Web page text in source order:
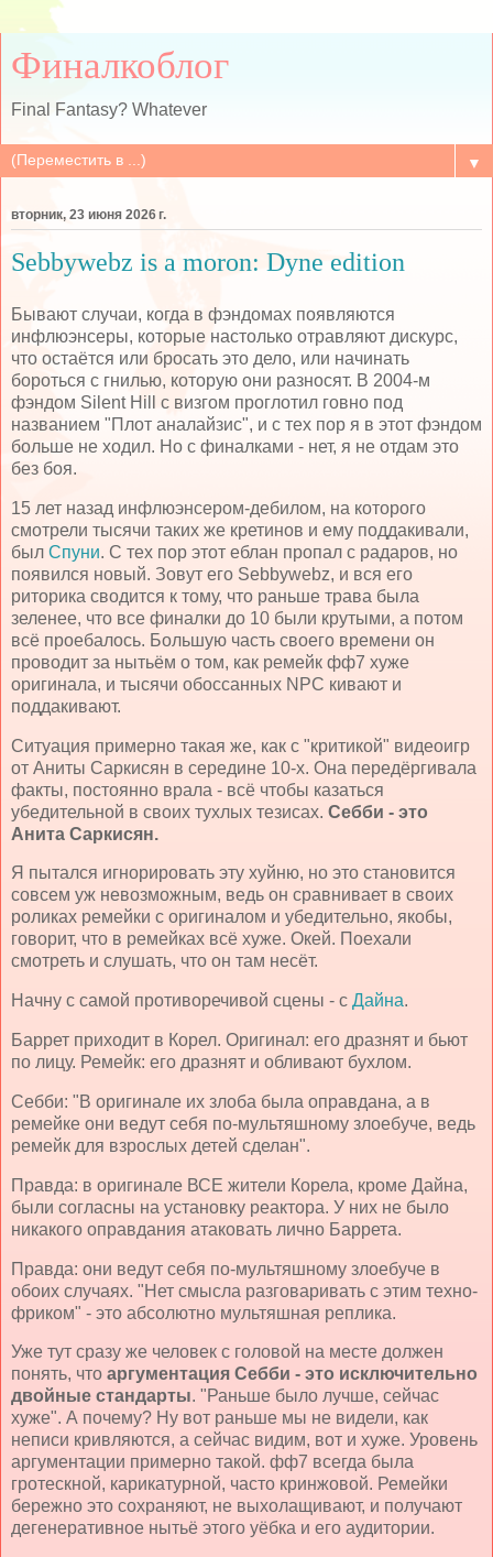
Финалкоблог
Final Fantasy? Whatever
▼
вторник, 23 июня 2026 г.
Sebbywebz is a moron: Dyne edition
Бывают случаи, когда в фэндомах появляются
инфлюэнсеры, которые настолько отравляют дискурс,
что остаётся или бросать это дело, или начинать
бороться с гнилью, которую они разносят. В 2004-м
фэндом Silent Hill с визгом проглотил говно под
названием "Плот аналайзис", и с тех пор я в этот фэндом
больше не ходил. Но с финалками - нет, я не отдам это
без боя.
15 лет назад инфлюэнсером-дебилом, на которого
смотрели тысячи таких же кретинов и ему поддакивали,
был Спуни. С тех пор этот еблан пропал с радаров, но
появился новый. Зовут его Sebbywebz, и вся его
риторика сводится к тому, что раньше трава была
зеленее, что все финалки до 10 были крутыми, а потом
всё проебалось. Большую часть своего времени он
проводит за нытьём о том, как ремейк фф7 хуже
оригинала, и тысячи обоссанных NPC кивают и
поддакивают.
Ситуация примерно такая же, как с "критикой" видеоигр
от Аниты Саркисян в середине 10-х. Она передёргивала
факты, постоянно врала - всё чтобы казаться
убедительной в своих тухлых тезисах. Себби - это
Анита Саркисян.
Я пытался игнорировать эту хуйню, но это становится
совсем уж невозможным, ведь он сравнивает в своих
роликах ремейки с оригиналом и убедительно, якобы,
говорит, что в ремейках всё хуже. Окей. Поехали
смотреть и слушать, что он там несёт.
Начну с самой противоречивой сцены - с Дайна.
Баррет приходит в Корел. Оригинал: его дразнят и бьют
по лицу. Ремейк: его дразнят и обливают бухлом.
Себби: "В оригинале их злоба была оправдана, а в
ремейке они ведут себя по-мультяшному злоебуче, ведь
ремейк для взрослых детей сделан".
Правда: в оригинале ВСЕ жители Корела, кроме Дайна,
были согласны на установку реактора. У них не было
никакого оправдания атаковать лично Баррета.
Правда: они ведут себя по-мультяшному злоебуче в
обоих случаях. "Нет смысла разговаривать с этим техно-
фриком" - это абсолютно мультяшная реплика.
Уже тут сразу же человек с головой на месте должен
понять, что аргументация Себби - это исключительно
двойные стандарты. "Раньше было лучше, сейчас
хуже". А почему? Ну вот раньше мы не видели, как
неписи кривляются, а сейчас видим, вот и хуже. Уровень
аргументации примерно такой. фф7 всегда была
гротескной, карикатурной, часто кринжовой. Ремейки
бережно это сохраняют, не выхолащивают, и получают
дегенеративное нытьё этого уёбка и его аудитории.